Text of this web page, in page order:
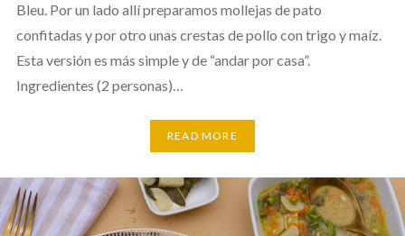
Bleu. Por un lado allí preparamos mollejas de pato
confitadas y por otro unas crestas de pollo con trigo y maíz.
Esta versión es más simple y de “andar por casa”.
Ingredientes (2 personas)…
READ MORE